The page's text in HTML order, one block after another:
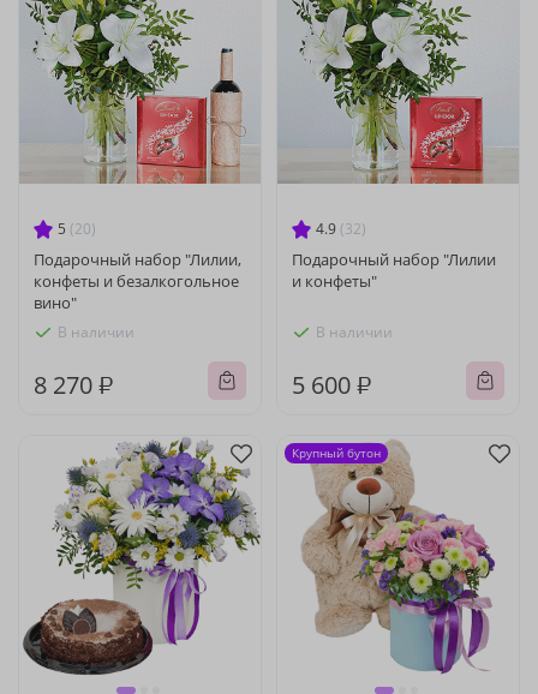
5 (20)
Подарочный набор "Лилии,
конфеты и безалкогольное
вино"
В наличии
8 270 ₽
4.9 (32)
Подарочный набор "Лилии
и конфеты"
В наличии
5 600 ₽
Крупный бутон